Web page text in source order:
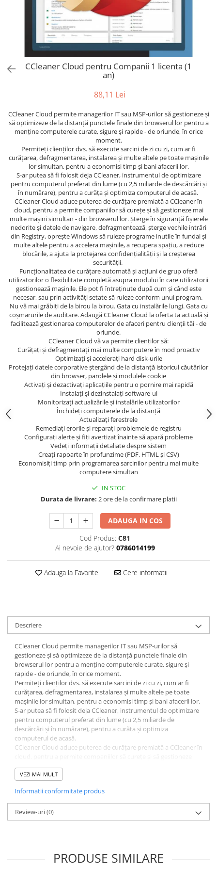
AVAST Driver Updater
AVAST SecureLine VPN
AVAST AntiTrack Premium
CCleaner Cloud pentru Companii 1 licenta (1
an)
88,11 Lei
CCleaner Cloud permite managerilor IT sau MSP-urilor să gestioneze și
să optimizeze de la distanță punctele finale din browserul lor pentru a
menține computerele curate, sigure și rapide - de oriunde, în orice
moment.
Permiteți clienților dvs. să execute sarcini de zi cu zi, cum ar fi
curățarea, defragmentarea, instalarea și multe altele pe toate mașinile
lor simultan, pentru a economisi timp și bani afacerii lor.
S-ar putea să fi folosit deja CCleaner, instrumentul de optimizare
pentru computerul preferat din lume (cu 2,5 miliarde de descărcări și
în numărare), pentru a curăța și optimiza computerul de acasă.
CCleaner Cloud aduce puterea de curățare premiată a CCleaner în
cloud, pentru a permite companiilor să curețe și să gestioneze mai
multe mașini simultan - din browserul lor. Șterge în siguranță fișierele
nedorite și datele de navigare, defragmentează, șterge vechile intrări
din Registry, oprește Windows să ruleze programe inutile în fundal și
multe altele pentru a accelera mașinile, a recupera spațiu, a reduce
blocările, a ajuta la protejarea confidențialității și la creșterea
securității.
Funcționalitatea de curățare automată și acțiuni de grup oferă
utilizatorilor o flexibilitate completă asupra modului în care utilizatorii
gestionează mașinile. Ele pot fi întreținute după cum și când este
necesar, sau prin activități setate să ruleze conform unui program.
Nu vă mai grăbiți de la birou la birou. Gata cu instalările lungi. Gata cu
coșmarurile de auditare. Adaugă CCleaner Cloud la oferta ta actuală și
facilitează gestionarea computerelor de afaceri pentru clienții tăi - de
oriunde.
CCleaner Cloud vă va permite clienților să:
Curățați și defragmentați mai multe computere în mod proactiv
Optimizați și accelerați hard disk-urile
Protejați datele corporative ștergând de la distanță istoricul căutărilor
din browser, parolele și modulele cookie
Activați și dezactivați aplicațiile pentru o pornire mai rapidă
Instalați și dezinstalați software-ul
Monitorizați actualizările și instalările utilizatorilor
Închideți computerele de la distanță
Actualizați ferestrele
Remediați erorile și reparați problemele de registru
Configurați alerte și fiți avertizat înainte să apară probleme
Vedeți informații detaliate despre sistem
Creați rapoarte în profunzime (PDF, HTML și CSV)
Economisiți timp prin programarea sarcinilor pentru mai multe
computere simultan
IN STOC
Durata de livrare: 2 ore de la confirmare platii
ADAUGA IN COS
Cod Produs: C81
Ai nevoie de ajutor? 0786014199
Adauga la Favorite Cere informatii
Descriere
CCleaner Cloud permite managerilor IT sau MSP-urilor să
gestioneze și să optimizeze de la distanță punctele finale din
browserul lor pentru a menține computerele curate, sigure și
rapide - de oriunde, în orice moment.
Permiteți clienților dvs. să execute sarcini de zi cu zi, cum ar fi
curățarea, defragmentarea, instalarea și multe altele pe toate
mașinile lor simultan, pentru a economisi timp și bani afacerii lor.
S-ar putea să fi folosit deja CCleaner, instrumentul de optimizare
pentru computerul preferat din lume (cu 2,5 miliarde de
descărcări și în numărare), pentru a curăța și optimiza
computerul de acasă.
CCleaner Cloud aduce puterea de curățare premiată a CCleaner în
mai multe mașini simultan - din browserul lor. Șterge în siguranță
fișierele nedorite și datele de navigare, defragmentează, șterge
inutile în fundal și multe altele pentru a accelera mașinile, a
recupera spațiu, a reduce blocările, a ajuta la protejarea
confidențialității și la creșterea securității.
Funcționalitatea de curățare automată și acțiuni de grup oferă
unui program.
VEZI MAI MULT
Informatii conformitate produs
Review-uri(0)
PRODUSE SIMILARE